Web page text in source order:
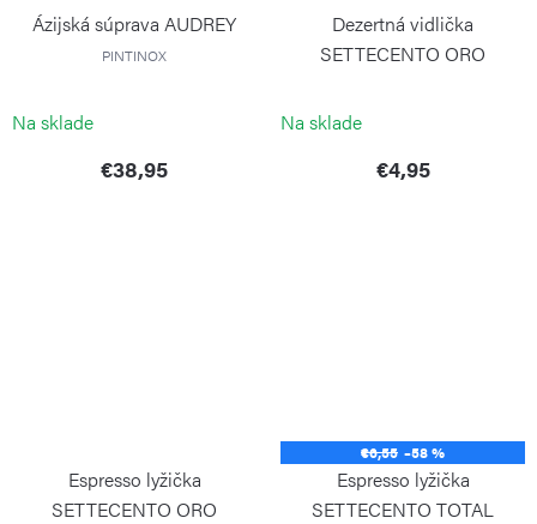
Ázijská súprava AUDREY
PINTINOX
Na sklade
€38,95
Dezertná vidlička
SETTECENTO ORO
Na sklade
€4,95
Espresso lyžička
SETTECENTO ORO
€6,55 –58 %
Espresso lyžička
SETTECENTO TOTAL